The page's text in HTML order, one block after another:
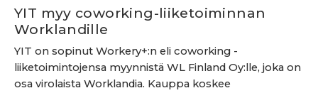
YIT myy coworking-liiketoiminnan
Worklandille
YIT on sopinut Workery+:n eli coworking -
liiketoimintojensa myynnistä WL Finland Oy:lle, joka on
osa virolaista Worklandia. Kauppa koskee